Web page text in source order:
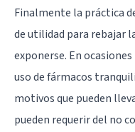
Finalmente la práctica
de utilidad para rebajar
exponerse. En
uso de fármacos
motivos que pueden
pueden requerir del no